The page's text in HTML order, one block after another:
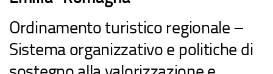
Ordinamento turistico regionale –
Sistema organizzativo e politiche di